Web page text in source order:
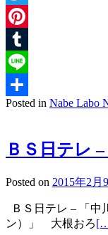
Twitter
Pinterest
Tumblr
Line
共
Posted in Nabe Labo
ＢＳ日テレ
Posted on 2015年2月
ＢＳ日テレ – 「
ン）」 大根おろ